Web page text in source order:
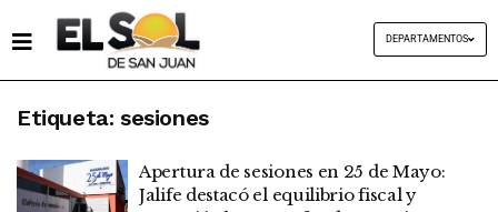
DEPARTAMENTOS
Etiqueta: sesiones
Apertura de sesiones en 25 de Mayo:
Jalife destacó el equilibrio fiscal y